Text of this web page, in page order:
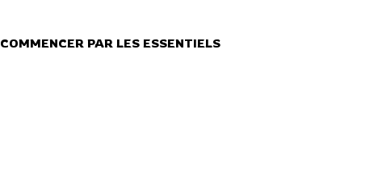
COMMENCER PAR LES ESSENTIELS